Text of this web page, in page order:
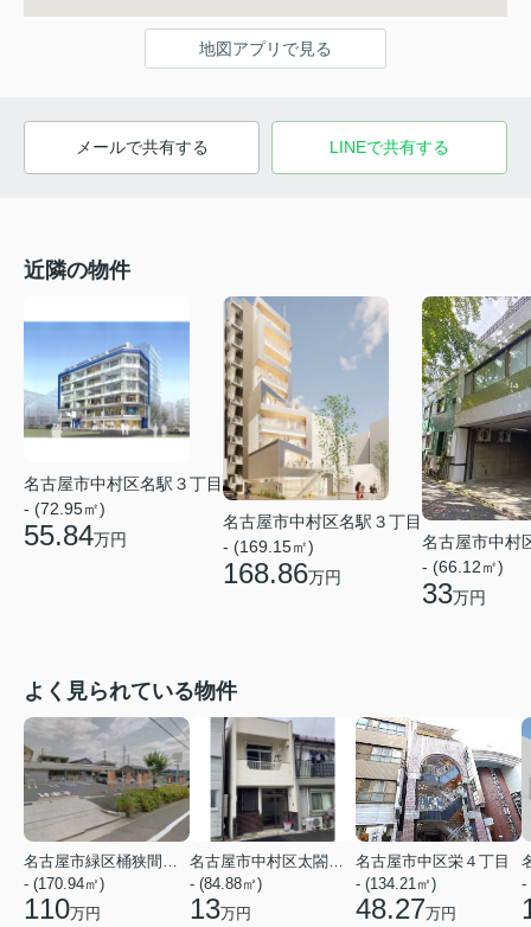
地図アプリで見る
メールで共有する LINEで共有する
近隣の物件
名古屋市中村区名駅３丁目
- (72.95㎡)
55.84万円
名古屋市中村区名駅３丁目
- (169.15㎡)
168.86万円
名古屋市中村
- (66.12㎡)
33万円
よく見られている物件
名古屋市緑区桶狭間神明
- (170.94㎡)
110万円
名古屋市中村区太閤２丁目
- (84.88㎡)
13万円
名古屋市中区栄４丁目
- (134.21㎡)
48.27万円
-